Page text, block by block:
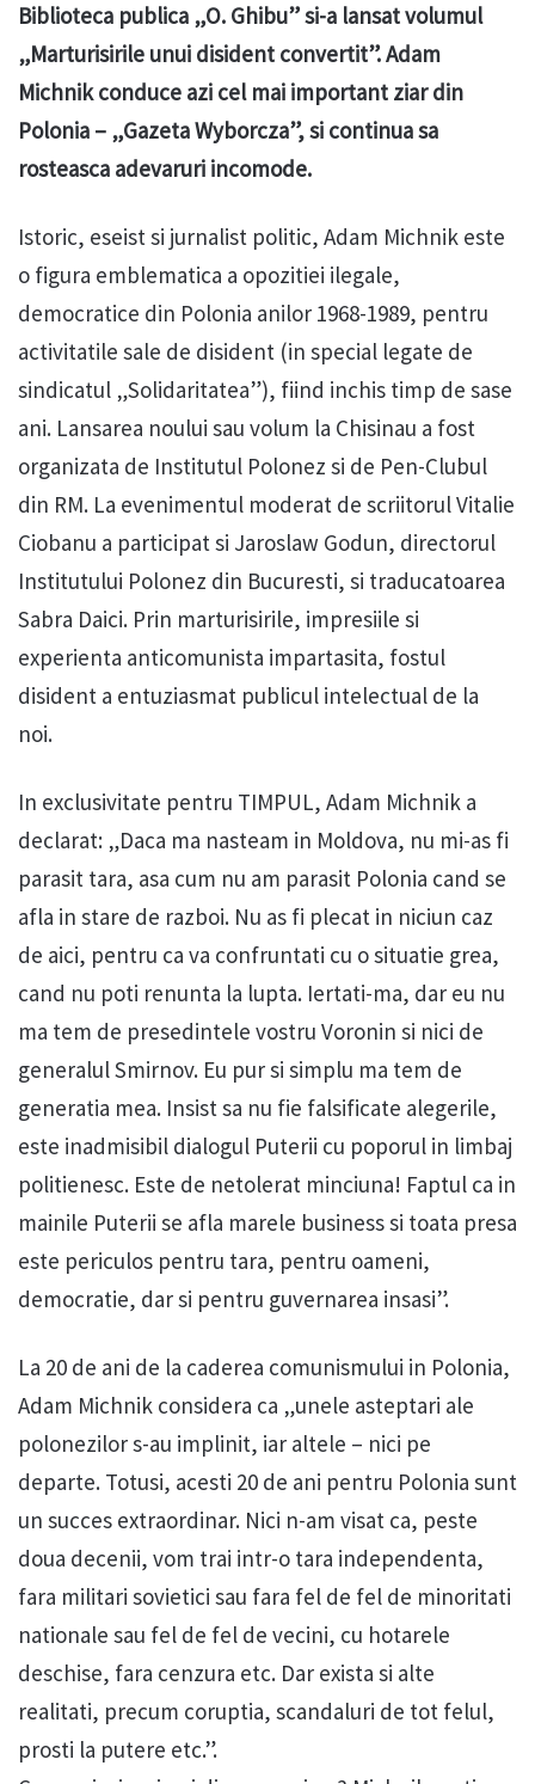
Biblioteca publica „O. Ghibu” si-a lansat volumul
„Marturisirile unui disident convertit”. Adam
Michnik conduce azi cel mai important ziar din
Polonia – „Gazeta Wyborcza”, si continua sa
rosteasca adevaruri incomode.
Istoric, eseist si jurnalist politic, Adam Michnik este
o figura emblematica a opozitiei ilegale,
democratice din Polonia anilor 1968-1989, pentru
activitatile sale de disident (in special legate de
sindicatul „Solidaritatea”), fiind inchis timp de sase
ani. Lansarea noului sau volum la Chisinau a fost
organizata de Institutul Polonez si de Pen-Clubul
din RM. La evenimentul moderat de scriitorul Vitalie
Ciobanu a participat si Jaroslaw Godun, directorul
Institutului Polonez din Bucuresti, si traducatoarea
Sabra Daici. Prin marturisirile, impresiile si
experienta anticomunista impartasita, fostul
disident a entuziasmat publicul intelectual de la
noi.
In exclusivitate pentru TIMPUL, Adam Michnik a
declarat: „Daca ma nasteam in Moldova, nu mi-as fi
parasit tara, asa cum nu am parasit Polonia cand se
afla in stare de razboi. Nu as fi plecat in niciun caz
de aici, pentru ca va confruntati cu o situatie grea,
cand nu poti renunta la lupta. Iertati-ma, dar eu nu
ma tem de presedintele vostru Voronin si nici de
generalul Smirnov. Eu pur si simplu ma tem de
generatia mea. Insist sa nu fie falsificate alegerile,
este inadmisibil dialogul Puterii cu poporul in limbaj
politienesc. Este de netolerat minciuna! Faptul ca in
mainile Puterii se afla marele business si toata presa
este periculos pentru tara, pentru oameni,
democratie, dar si pentru guvernarea insasi”.
La 20 de ani de la caderea comunismului in Polonia,
Adam Michnik considera ca „unele asteptari ale
polonezilor s-au implinit, iar altele – nici pe
departe. Totusi, acesti 20 de ani pentru Polonia sunt
un succes extraordinar. Nici n-am visat ca, peste
doua decenii, vom trai intr-o tara independenta,
fara militari sovietici sau fara fel de fel de minoritati
nationale sau fel de fel de vecini, cu hotarele
deschise, fara cenzura etc. Dar exista si alte
realitati, precum coruptia, scandaluri de tot felul,
prosti la putere etc.”.